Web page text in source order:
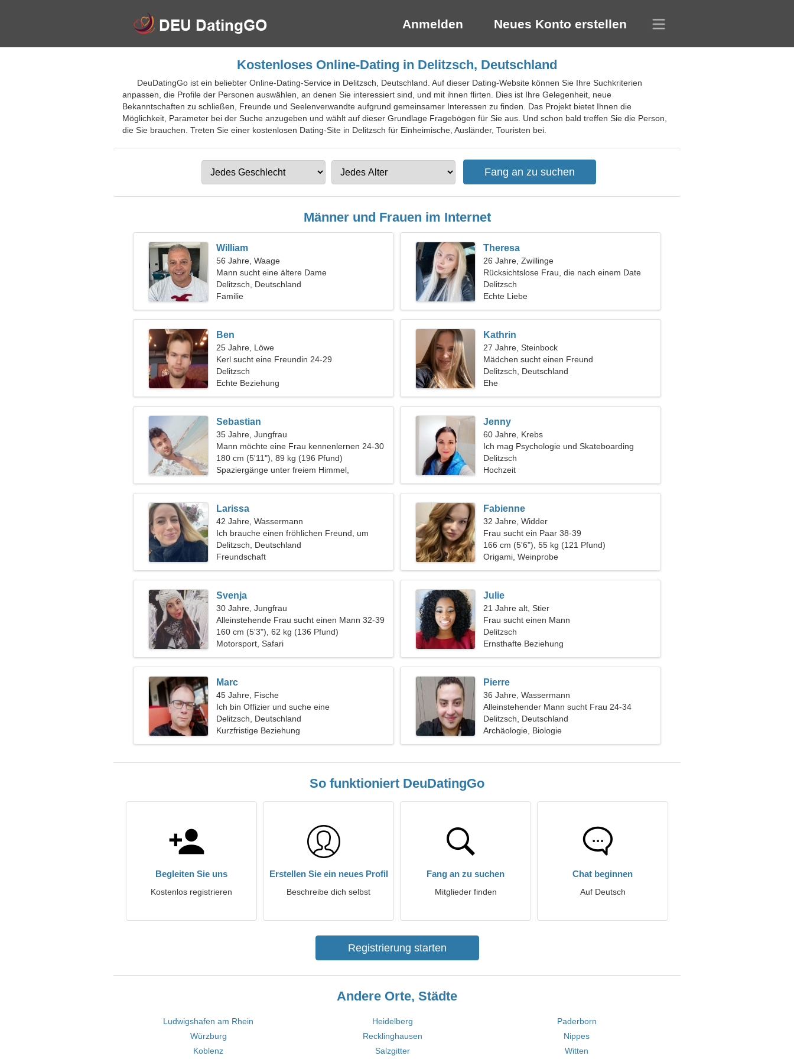
Anmelden Neues Konto erstellen
Kostenloses Online-Dating in Delitzsch, Deutschland
DeuDatingGo ist ein beliebter Online-Dating-Service in Delitzsch, Deutschland. Auf dieser Dating-Website können Sie Ihre Suchkriterien
anpassen, die Profile der Personen auswählen, an denen Sie interessiert sind, und mit ihnen flirten. Dies ist Ihre Gelegenheit, neue
Bekanntschaften zu schließen, Freunde und Seelenverwandte aufgrund gemeinsamer Interessen zu finden. Das Projekt bietet Ihnen die
Möglichkeit, Parameter bei der Suche anzugeben und wählt auf dieser Grundlage Fragebögen für Sie aus. Und schon bald treffen Sie die Person,
die Sie brauchen. Treten Sie einer kostenlosen Dating-Site in Delitzsch für Einheimische, Ausländer, Touristen bei.
Männer und Frauen im Internet
William
56 Jahre, Waage
Mann sucht eine ältere Dame
Delitzsch, Deutschland
Familie
Theresa
26 Jahre, Zwillinge
Rücksichtslose Frau, die nach einem Date
sucht
Delitzsch
Echte Liebe
Ben
25 Jahre, Löwe
Kerl sucht eine Freundin 24-29
Delitzsch
Echte Beziehung
Kathrin
27 Jahre, Steinbock
Mädchen sucht einen Freund
Delitzsch, Deutschland
Ehe
Sebastian
35 Jahre, Jungfrau
Mann möchte eine Frau kennenlernen 24-30
180 cm (5'11"), 89 kg (196 Pfund)
Spaziergänge unter freiem Himmel,
Nachtclubs
Jenny
60 Jahre, Krebs
Ich mag Psychologie und Skateboarding
Delitzsch
Hochzeit
Larissa
42 Jahre, Wassermann
Ich brauche einen fröhlichen Freund, um
zusammen zu tanzen
Delitzsch, Deutschland
Freundschaft
Fabienne
32 Jahre, Widder
Frau sucht ein Paar 38-39
166 cm (5'6"), 55 kg (121 Pfund)
Origami, Weinprobe
Svenja
30 Jahre, Jungfrau
Alleinstehende Frau sucht einen Mann 32-39
160 cm (5'3"), 62 kg (136 Pfund)
Motorsport, Safari
Julie
21 Jahre alt, Stier
Frau sucht einen Mann
Delitzsch
Ernsthafte Beziehung
Marc
45 Jahre, Fische
Ich bin Offizier und suche eine
ungewöhnliche Frau
Delitzsch, Deutschland
Kurzfristige Beziehung
Pierre
36 Jahre, Wassermann
Alleinstehender Mann sucht Frau 24-34
Delitzsch, Deutschland
Archäologie, Biologie
So funktioniert DeuDatingGo
Begleiten Sie uns
Kostenlos registrieren
Erstellen Sie ein neues Profil
Beschreibe dich selbst
Fang an zu suchen
Mitglieder finden
Chat beginnen
Auf Deutsch
Registrierung starten
Andere Orte, Städte
Ludwigshafen am Rhein Heidelberg
Paderborn
Würzburg
Recklinghausen
Nippes
Koblenz
Salzgitter Witten